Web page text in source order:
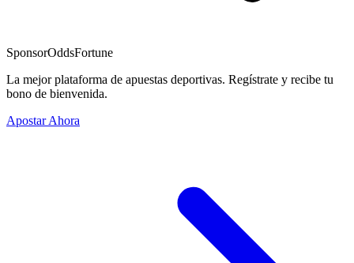
SponsorOddsFortune
La mejor plataforma de apuestas deportivas. Regístrate y recibe tu
bono de bienvenida.
Apostar Ahora